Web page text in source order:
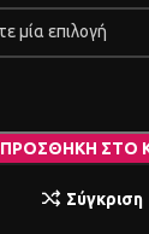
ΠΡΟΣΘΉΚΗ ΣΤΟ
Σύγκριση